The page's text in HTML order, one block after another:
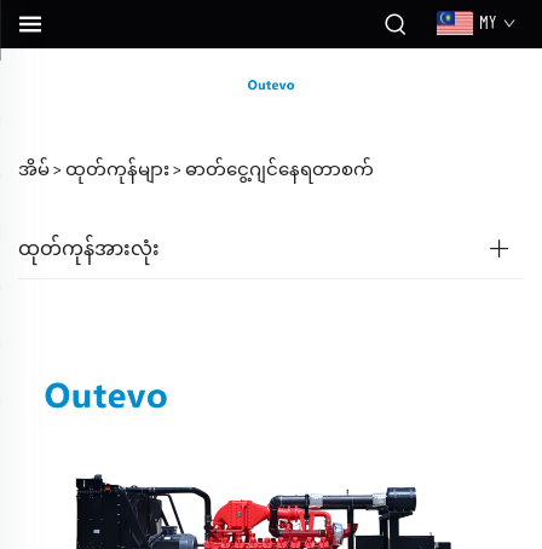
MY
အိမ် > ထုတ်ကုန်များ > ဓာတ်ငွေ့ဂျင်နေရတာစက်
ထုတ်ကုန်အားလုံး